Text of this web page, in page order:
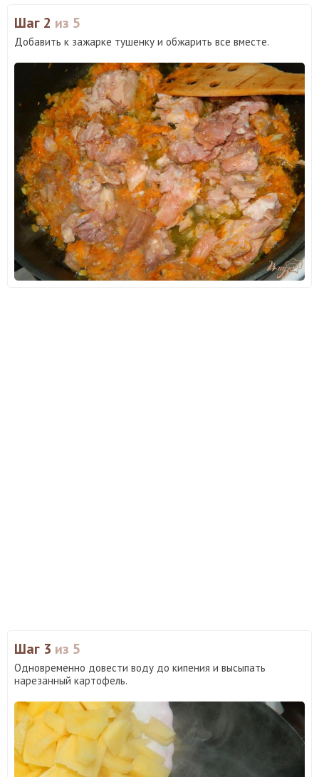
Шаг 2 из 5
Добавить к зажарке тушенку и обжарить все вместе.
Шаг 3 из 5
Одновременно довести воду до кипения и высыпать
нарезанный картофель.